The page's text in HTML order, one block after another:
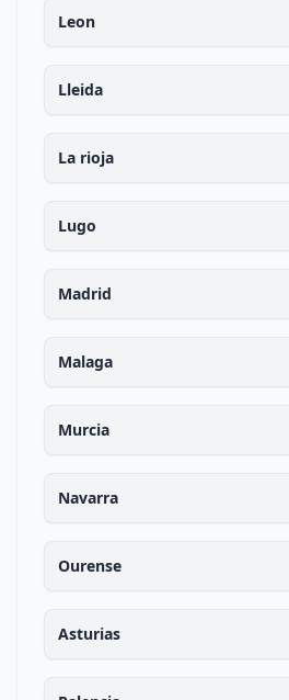
Leon
Lleida
La rioja
Lugo
Madrid
Malaga
Murcia
Navarra
Ourense
Asturias